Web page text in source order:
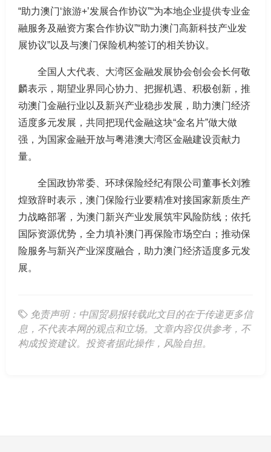
“助力澳门‘旅游+’发展合作协议”“为本地企业提供专业金
融服务及融资方案合作协议”“助力澳门高新科技产业发
展协议”以及与澳门保险机构签订的相关协议。
全国人大代表、大湾区金融发展协会创会会长何敬
麟表示，期望业界同心协力、把握机遇、积极创新，推
动澳门金融行业以及新兴产业稳步发展，助力澳门经济
适度多元发展，共同把现代金融这块“金名片”做大做
强，为国家金融开放与粤港澳大湾区金融建设贡献力
量。
全国政协常委、环球保险经纪有限公司董事长刘雅
煌致辞时表示，澳门保险行业要精准对接国家新质生产
力战略部署，为澳门新兴产业发展筑牢风险防线；依托
国际资源优势，全力填补澳门再保险市场空白；推动保
险服务与新兴产业深度融合，助力澳门经济适度多元发
展。
免责声明：中国贸易报转载此文目的在于传递更多信
息，不代表本网的观点和立场。文章内容仅供参考，不
构成投资建议。投资者据此操作，风险自担。